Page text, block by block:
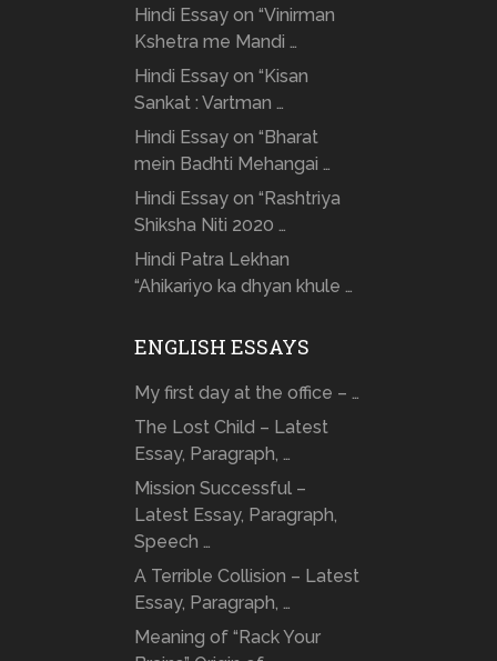
Hindi Essay on “Vinirman
Kshetra me Mandi …
Hindi Essay on “Kisan
Sankat : Vartman …
Hindi Essay on “Bharat
mein Badhti Mehangai …
Hindi Essay on “Rashtriya
Shiksha Niti 2020 …
Hindi Patra Lekhan
“Ahikariyo ka dhyan khule …
ENGLISH ESSAYS
My first day at the office – …
The Lost Child – Latest
Essay, Paragraph, …
Mission Successful –
Latest Essay, Paragraph,
Speech …
A Terrible Collision – Latest
Essay, Paragraph, …
Meaning of “Rack Your